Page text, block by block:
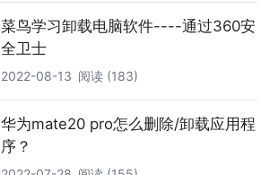
菜鸟学习卸载电脑软件----通过360安
全卫士
2022-08-13 阅读 (183)
华为mate20 pro怎么删除/卸载应用程
序？